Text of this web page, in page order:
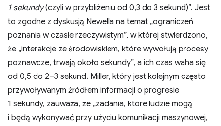
1 sekundy(czyli w przybliżeniu od 0,3 do 3 sekund)”. Jest
to zgodne z dyskusją Newella na temat „ograniczeń
poznania w czasie rzeczywistym”, w której stwierdzono,
że „interakcje ze środowiskiem, które wywołują procesy
poznawcze, trwają około sekundy”, a ich czas waha się
od 0,5 do 2–3 sekund. Miller, który jest kolejnym często
przywoływanym źródłem informacji o progresie
1 sekundy, zauważa, że „zadania, które ludzie mogą
i będą wykonywać przy użyciu komunikacji maszynowej,